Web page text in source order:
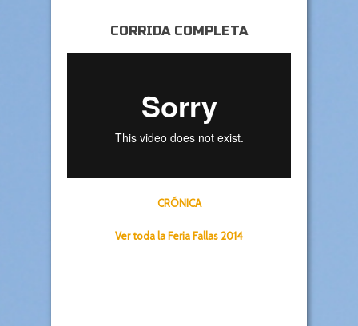
CORRIDA COMPLETA
CRÓNICA
Ver toda la Feria Fallas 2014